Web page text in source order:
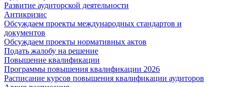
Развитие аудиторской деятельности
Антикризис
Обсуждаем проекты международных стандартов и
документов
Обсуждаем проекты нормативных актов
Подать жалобу на решение
Повышение квалификации
Программы повышения квалификации 2026
Расписание курсов повышения квалификации аудиторов